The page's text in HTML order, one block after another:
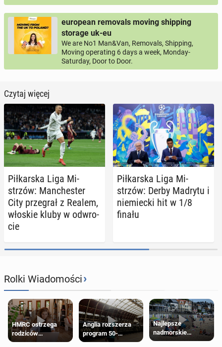
european removals moving shipping
storage uk-eu
We are No1 Man&Van, Removals, Shipping,
Moving operating 6 days a week, Monday-
Saturday, Door to Door.
Czytaj więcej
Pił­kar­ska Liga Mi­
strzów: Man­che­ster
City prze­grał z Realem,
włoskie kluby w od­wro­
cie
Pił­kar­ska Liga Mi­
strzów: Derby Madrytu i
nie­miec­ki hit w 1/8
finału
Rolki Wiadomości›
HMRC ostrzega
rodziców
pobierających Child
Anglia rozszerza
program 50-
procentowych
Najlepsze
nadmorskie
miasteczko blisko